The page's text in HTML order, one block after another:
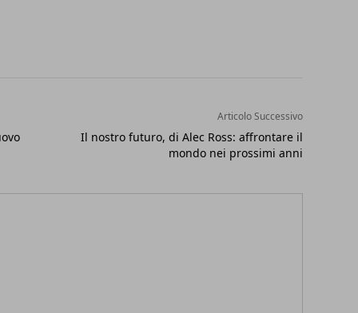
Articolo Successivo
Il nostro futuro, di Alec Ross: affrontare il
mondo nei prossimi anni